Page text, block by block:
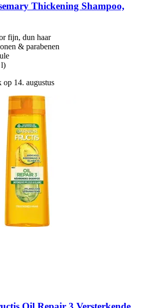
Thickening Shampoo,
fijn, dun haar
& parabenen
l)
14. augustus